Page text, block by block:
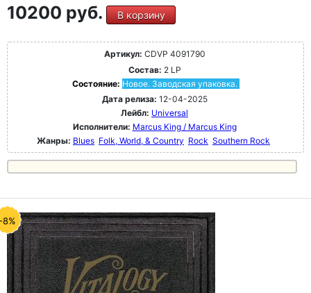
10200 руб. В корзину
Артикул: CDVP 4091790
Состав: 2 LP
Состояние: Новое. Заводская упаковка.
Дата релиза: 12-04-2025
Лейбл: Universal
Исполнители: Marcus King / Marcus King
Жанры: Blues Folk, World, & Country Rock Southern Rock
8%